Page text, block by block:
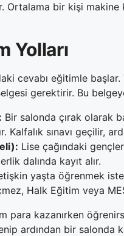
Ortalama bir kişi
Yolları
cevabı eğitimle
gerektirir. Bu
Bir salonda çırak olarak
Kalfalık sınavı geçilir,
Lise çağındaki
dalında kayıt alır.
yaşta öğrenmek
Halk Eğitim veya
kazanırken
ardından bir salonda